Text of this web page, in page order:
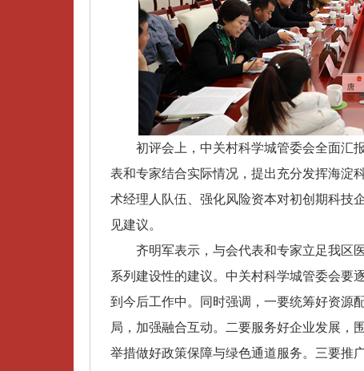
初评会上，中关村科学城管委会全面汇
表和专家结合实际情况，提出充分发挥海淀
术经理人队伍、强化风险资本对初创期科技
见建议。
齐明军表示，与会代表和专家立足我区医
系列建设性的建议。中关村科学城管委会要
到今后工作中。同时强调，一要统筹好资源
局，加强融合互动。二要服务好企业发展，
举措做好政策保障与绿色通道服务。三要推